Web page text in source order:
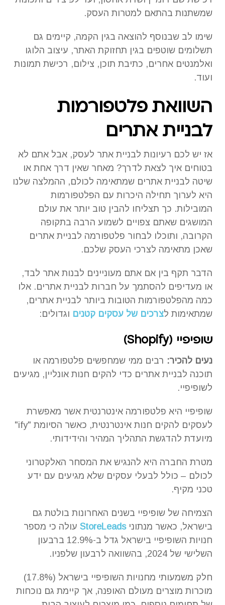
שמשתנות בהתאם למטרות העסק.
שימו לב שבנוסף להוצאה בגין הקמה, קיימים גם
תשלומים שוטפים בגין תחזוקת האתר, עיצוב הלוגו
ואלמנטים אחרים, כתיבת תוכן, צילום, רכישת תמונות
ועוד.
השוואת פלטפורמות
לבניית אתרים
אז יש לכם רעיונות לבניית אתר לעסק, אבל אתם לא
בטוחים איך לצאת לדרך? מאחר שאין דרך אחת או
שיטה לבניית אתרים שמתאימה לכולם, ההמלצה שלנו
היא לערוך תחילה היכרות עם הפלטפורמות
המובילות. כך תצליחו להבין טוב יותר את עולם
המושגים שאתם צפויים לשמוע הרבה בתקופה
הקרובה, ותוכלו לבחור פלטפורמה לבניית אתרים
שאכן מתאימה לצרכי העסק שלכם.
הדבר תקף בין אם אתם מעוניינים לבנות אתר לבד,
או מעדיפים להסתמך על חברות לבניית אתרים. אלו
כמה מהפלטפורמות הטובות ביותר לבניית אתרים,
שמתאימות לצרכים של עסקים קטנים וגדולים:
שופיפיי (Shopify
)
נעים להכיר: רבים ממי שמחפשים פלטפורמה או
תוכנה לבניית אתרים כדי להקים חנות אונליין, מגיעים
לשופיפיי.
שופיפיי היא פלטפורמה אינטרנטית אשר מאפשרת
לעסקים להקים חנות אינטרנטית, כאשר הסיומת "ify"
מיועדת להדגשת התהליך המהיר והידידותי.
מטרת החברה היא להנגיש את המסחר האלקטרוני
לכולם – כולל לבעלי עסקים שלא מגיעים עם ידע
טכני מקיף.
הצמיחה של שופיפיי בשנים האחרונות בולטת גם
בישראל, כאשר מנתוניStoreLeads עולה כי מספר
חנויות השופיפיי בישראל גדל ב-12.9% ברבעון
השלישי של 2024, בהשוואה לרבעון שלפניו.
חלק משמעותי מחנויות השופיפיי בישראל (17.8%)
מוכרות מוצרים מעולם האופנה, אך קיימת גם נוכחות